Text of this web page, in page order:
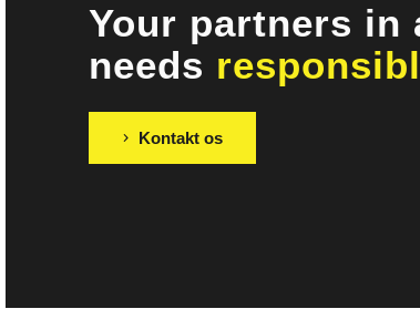
Your partners in
needs
Kontakt os